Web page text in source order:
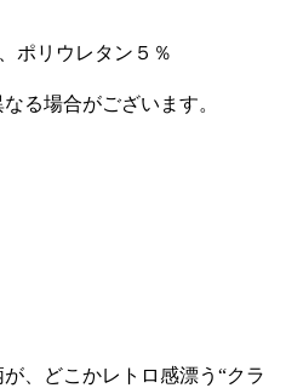
ポリウレタン５％
る場合がございます。
、どこかレトロ感漂う“クラ